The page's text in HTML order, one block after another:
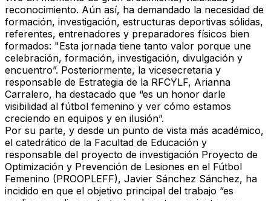
reconocimiento. Aún así, ha demandado la necesidad de
formación, investigación, estructuras deportivas sólidas,
referentes, entrenadores y preparadores físicos bien
formados: "Esta jornada tiene tanto valor porque une
celebración, formación, investigación, divulgación y
encuentro”. Posteriormente, la vicesecretaria y
responsable de Estrategia de la RFCYLF, Arianna
Carralero, ha destacado que “es un honor darle
visibilidad al fútbol femenino y ver cómo estamos
creciendo en equipos y en ilusión”.
Por su parte, y desde un punto de vista más académico,
el catedrático de la Facultad de Educación y
responsable del proyecto de investigación Proyecto de
Optimización y Prevención de Lesiones en el Fútbol
Femenino (PROOPLEFF), Javier Sánchez Sánchez, ha
incidido en que el objetivo principal del trabajo “es